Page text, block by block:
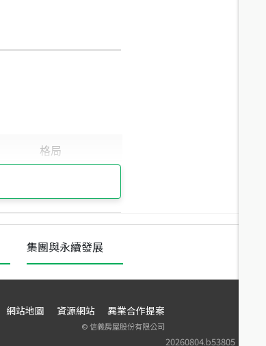
集團與永續發展
20260804.b53805
網站地圖 資源網站 異業合作提案
©信義房屋股份有限公司